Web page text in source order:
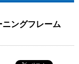
ングフレーム